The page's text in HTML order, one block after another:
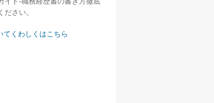
さい。
てくわしくはこちら